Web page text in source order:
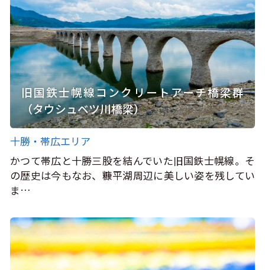
旧国鉄士幌線コンクリートアーチ橋梁群
（タウシュベツ川橋梁）
十勝・帯広エリア
かつて帯広と十勝三股を結んでいた旧国鉄士幌線。そ
の歴史は今もなお、糠平湖周辺に美しい姿を残してい
ま…